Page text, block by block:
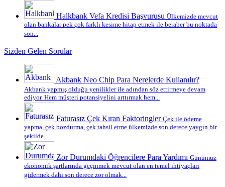
Halkbank Vefa Kredisi Başvurusu Ülkemizde mevcut
olan bankalar pek çok farklı kesime hitap etmek ile beraber bu noktada
son...
Sizden Gelen Sorular
Akbank Neo Chip Para Nerelerde Kullanılır?
Akbank yapmış olduğu yenilikler ile adından söz ettirmeye devam
ediyor. Hem müşteri potansiyelini arttırmak hem...
Faturasız Çek Kıran Faktoringler Çek ile ödeme
yapma, çek bozdurma, çek tahsil etme ülkemizde son derece yaygın bir
şekilde...
Zor Durumdaki Öğrencilere Para Yardımı Günümüz
ekonomik şartlarında geçinmek mevcut olan en temel ihtiyaçları
gidermek dahi son derece zor olmak...